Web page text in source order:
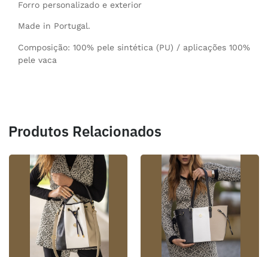
Forro personalizado e exterior
Made in Portugal.
Composição: 100% pele sintética (PU) / aplicações 100%
pele vaca
Produtos Relacionados